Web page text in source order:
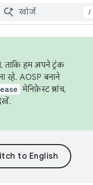
/
ताकि हम अपने ट्रंक
रहे. AOSP बनाने
मेनिफ़ेस्ट ब्रांच,